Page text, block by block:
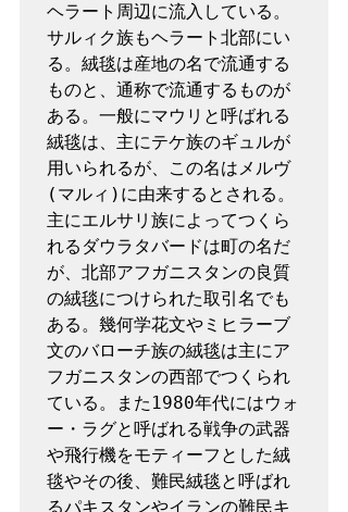
ヘラート周辺に流入している。
サルィク族もヘラート北部にい
る。絨毯は産地の名で流通する
ものと、通称で流通するものが
ある。一般にマウリと呼ばれる
絨毯は、主にテケ族のギュルが
用いられるが、この名はメルヴ
(マルィ)に由来するとされる。
主にエルサリ族によってつくら
れるダウラタバードは町の名だ
が、北部アフガニスタンの良質
の絨毯につけられた取引名でも
ある。幾何学花文やミヒラーブ
文のバローチ族の絨毯は主にア
フガニスタンの西部でつくられ
ている。また1980年代にはウォ
ー・ラグと呼ばれる戦争の武器
や飛行機をモティーフとした絨
毯やその後、難民絨毯と呼ばれ
るパキスタンやイランの難民キ